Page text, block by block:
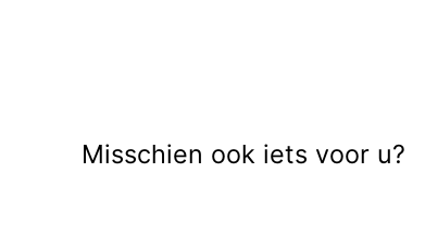
Misschien ook iets voor u?